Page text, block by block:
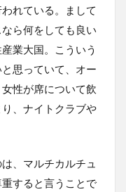
れている。まして
ら何をしても良い
業大国。こういう
思っていて、オー
性が席について飲
、ナイトクラブや
、マルチカルチュ
すると言うことで